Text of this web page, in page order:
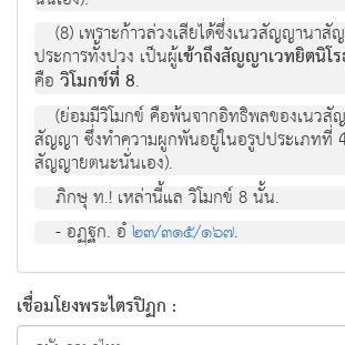
(8) เพราะก้าวล่วงเสียได้ซึ่งเนวสัญญานา
ประการทั้งปวง เป็นผู้เข้าถึงสัญญาเวทยิตนิโ
คือ วิโมกข์ที่ 8.
(ย่อมมีวิโมกข์ คือพ้นจากอิทธิพลของเนว
สัญญา ซึ่งทำความผูกพันอยู่ในอรูปประเภทที่
สัญญายตนะนั่นเอง).
ภิกษุ ท.! เหล่านี้แล วิโมกข์ 8 นั้น.
- อฏฺฐก. อํ๒๓/๓๑๕/๑๖๗.
เชื่อมโยงพระไตรปิฏก :